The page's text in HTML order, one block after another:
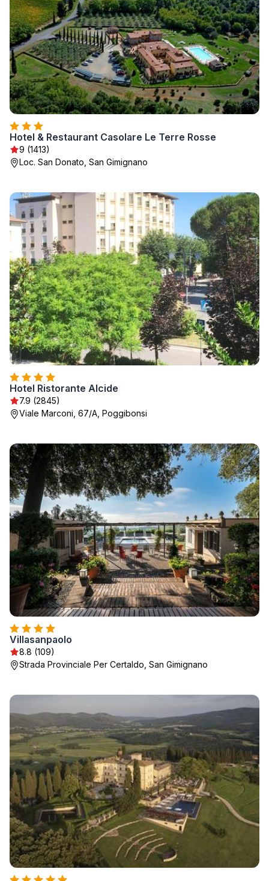
Hotel & Restaurant Casolare Le Terre Rosse
9 (1413)
Loc. San Donato, San Gimignano
Hotel Ristorante Alcide
7.9 (2845)
Viale Marconi, 67/A, Poggibonsi
Villasanpaolo
8.8 (109)
Strada Provinciale Per Certaldo, San Gimignano